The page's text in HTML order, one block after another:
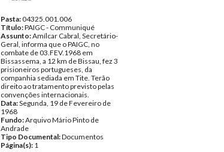
Pasta:04325.001.006
Título:PAIGC - Communiqué
Assunto:Amílcar Cabral, Secretário-
Geral, informa que o PAIGC, no
combate de 03.FEV.1968 em
Bissassema, a 12 km de Bissau, fez 3
prisioneiros portugueses, da
companhia sediada em Tite. Terão
direito ao tratamento previsto pelas
convenções internacionais.
Data:Segunda, 19 de Fevereiro de
1968
Fundo:Arquivo Mário Pinto de
Andrade
Tipo Documental:Documentos
Página(s): 1